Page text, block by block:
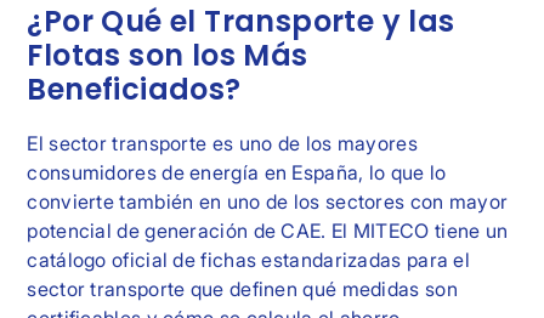
¿Por Qué el Transporte y las
Flotas son los Más
Beneficiados?
El sector transporte es uno de los mayores
consumidores de energía en España, lo que lo
convierte también en uno de los sectores con mayor
potencial de generación de CAE. El MITECO tiene un
catálogo oficial de fichas estandarizadas para el
sector transporte que definen qué medidas son